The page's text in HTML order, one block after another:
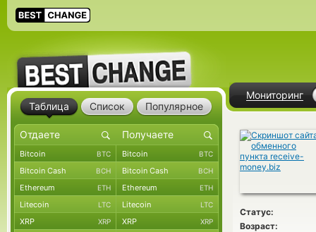
Мониторинг
Статус:
Возраст:
Таблица Список Популярное
Bitcoin BTC Bitcoin BTC
Bitcoin Cash BCH Bitcoin Cash BCH
Ethereum ETH Ethereum ETH
Litecoin LTC Litecoin LTC
XRP XRP XRP XRP